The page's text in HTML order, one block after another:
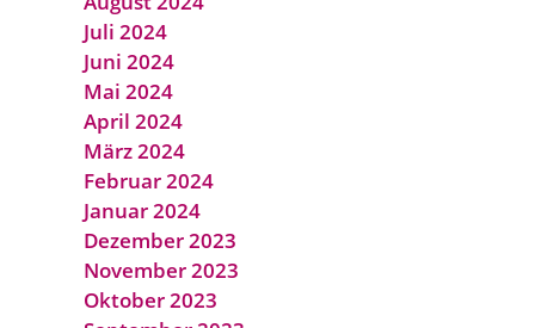
Juli 2024
Juni 2024
Mai 2024
April 2024
März 2024
Februar 2024
Januar 2024
Dezember 2023
November 2023
Oktober 2023